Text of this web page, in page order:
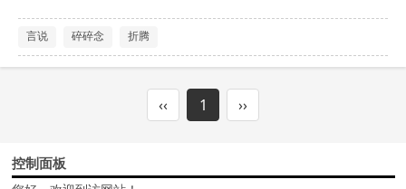
言说 碎碎念 折腾
‹‹ 1 ››
控制面板